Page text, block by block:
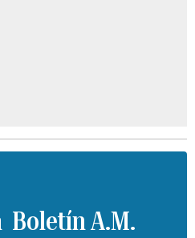
Boletín A.M.